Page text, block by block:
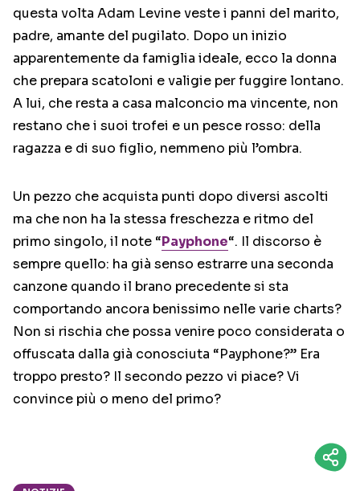
questa volta Adam Levine veste i panni del marito,
padre, amante del pugilato. Dopo un inizio
apparentemente da famiglia ideale, ecco la donna
che prepara scatoloni e valigie per fuggire lontano.
A lui, che resta a casa malconcio ma vincente, non
restano che i suoi trofei e un pesce rosso: della
ragazza e di suo figlio, nemmeno più l’ombra.
Un pezzo che acquista punti dopo diversi ascolti
ma che non ha la stessa freschezza e ritmo del
primo singolo, il note “Payphone“. Il discorso è
sempre quello: ha già senso estrarre una seconda
canzone quando il brano precedente si sta
comportando ancora benissimo nelle varie charts?
Non si rischia che possa venire poco considerata o
offuscata dalla già conosciuta “Payphone?” Era
troppo presto? Il secondo pezzo vi piace? Vi
convince più o meno del primo?